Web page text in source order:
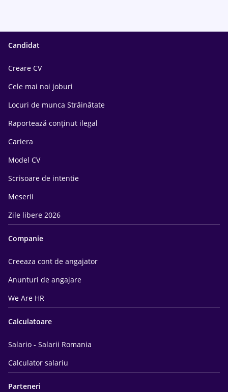
Candidat
Creare CV
Cele mai noi joburi
Locuri de munca Străinătate
Raportează conținut ilegal
Cariera
Model CV
Scrisoare de intentie
Meserii
Zile libere 2026
Companie
Creeaza cont de angajator
Anunturi de angajare
We Are HR
Calculatoare
Salario - Salarii Romania
Calculator salariu
Parteneri